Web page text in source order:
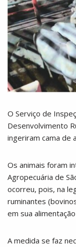
O Serviço de
Desenvolvimento
ingeriram cama de
Os animais foram
Agropecuária de
ocorreu, pois, na
ruminantes
em sua
A medida se faz